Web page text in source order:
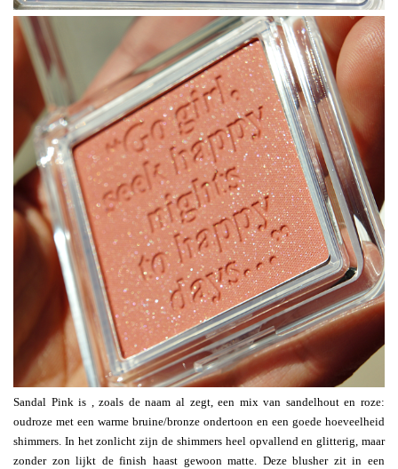
Sandal Pink is , zoals de naam al zegt, een mix van sandelhout en roze:
oudroze met een warme bruine/bronze ondertoon en een goede hoeveelheid
shimmers. In het zonlicht zijn de shimmers heel opvallend en glitterig, maar
zonder zon lijkt de finish haast gewoon matte. Deze blusher zit in een